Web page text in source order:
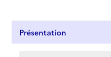
Présentation